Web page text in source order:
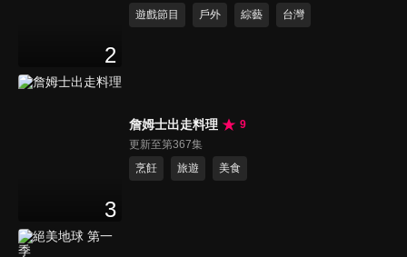
2
遊戲節目
戶外 綜藝 台灣
3
詹姆士出走料理
9
更新至第367集
烹飪
旅遊 美食